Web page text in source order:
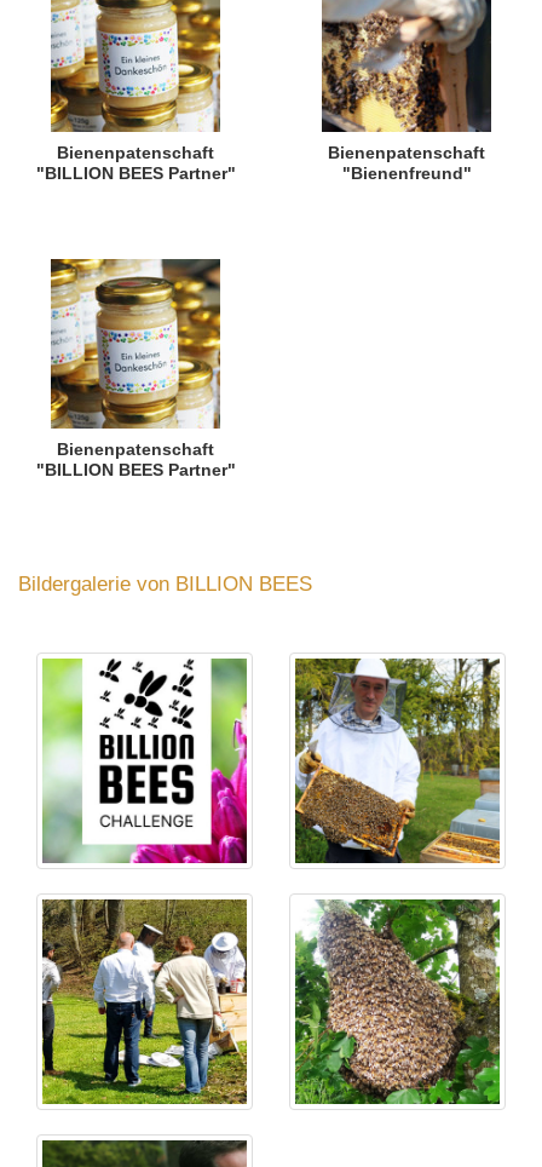
Bienenpatenschaft
"BILLION BEES Partner"
Bienenpatenschaft
"Bienenfreund"
Bienenpatenschaft
"BILLION BEES Partner"
Bildergalerie von BILLION BEES